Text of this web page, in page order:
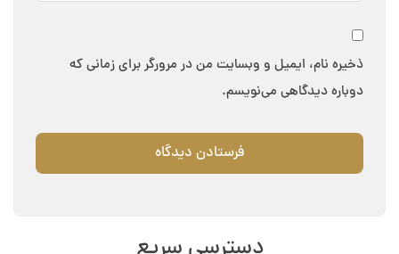
ذخیره نام، ایمیل و وبسایت من در مرورگر برای زمانی که
دوباره دیدگاهی می‌نویسم.